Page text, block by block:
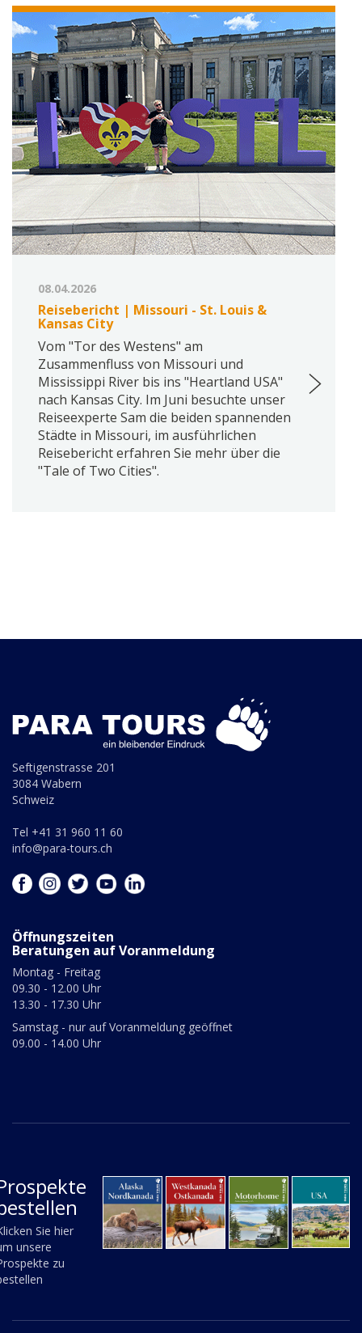
08.04.2026
Reisebericht | Missouri - St. Louis &
Kansas City
Vom "Tor des Westens" am
Zusammenfluss von Missouri und
Mississippi River bis ins "Heartland USA"
nach Kansas City. Im Juni besuchte unser
Reiseexperte Sam die beiden spannenden
Städte in Missouri, im ausführlichen
Reisebericht erfahren Sie mehr über die
"Tale of Two Cities".
Seftigenstrasse 201
3084 Wabern
Schweiz
Tel +41 31 960 11 60
info@para-tours.ch
Öffnungszeiten
Beratungen auf Voranmeldung
Montag - Freitag
09.30 - 12.00 Uhr
13.30 - 17.30 Uhr
Samstag - nur auf Voranmeldung geöffnet
09.00 - 14.00 Uhr
Sie hier
unsere
zu